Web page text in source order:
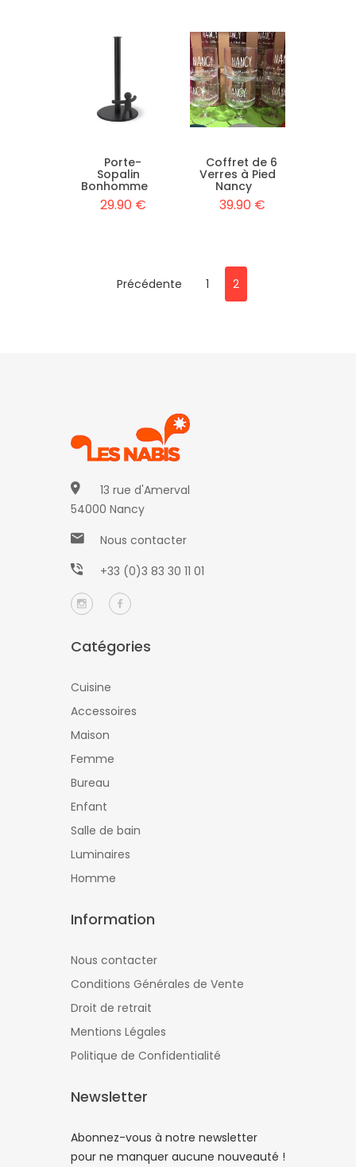
Porte-
Sopalin
Bonhomme
29.90 €
Coffret de 6
Verres à Pied
Nancy
39.90 €
Précédente 1 2
13 rue d'Amerval
54000 Nancy
Nous contacter
+33 (0)3 83 30 11 01
Catégories
Cuisine
Accessoires
Maison
Femme
Bureau
Enfant
Salle de bain
Luminaires
Homme
Information
Nous contacter
Conditions Générales de Vente
Droit de retrait
Mentions Légales
Politique de Confidentialité
Newsletter
Abonnez-vous à notre newsletter
pour ne manquer aucune nouveauté !